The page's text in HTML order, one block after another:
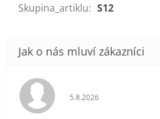
Skupina_artiklu: S12
Hodnocení obchodu
5.8.2026